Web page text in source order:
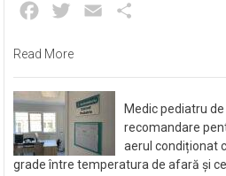
Facebook
Twitter Email
Read More
Medic pediatru
recomandare
aerul condiționat
grade între temperatura de afară și